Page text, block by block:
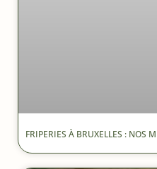
FRIPERIES À BRUXELLES : NOS